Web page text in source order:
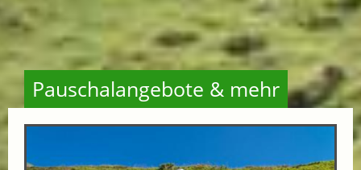
Pauschalangebote & mehr